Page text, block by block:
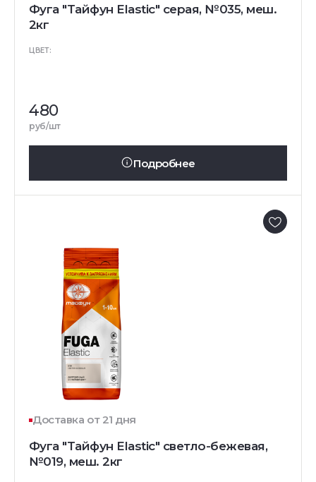
Фуга "Тайфун Elastic" серая, №035, меш.
2кг
ЦВЕТ:
480
руб/шт
Подробнее
Доставка от 21 дня
Фуга "Тайфун Elastic" светло-бежевая,
№019, меш. 2кг